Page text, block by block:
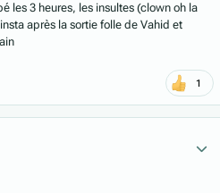
les 3 heures, les insultes (clown oh la
après la sortie folle de Vahid et
1